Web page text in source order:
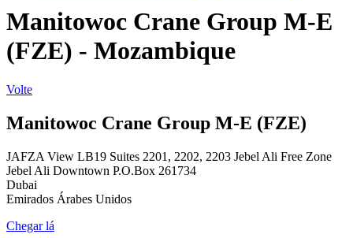
Manitowoc Crane Group M-E
(FZE) - Mozambique
Volte
Manitowoc Crane Group M-E (FZE)
JAFZA View LB19 Suites 2201, 2202, 2203 Jebel Ali Free Zone
Jebel Ali Downtown P.O.Box 261734
Dubai
Emirados Árabes Unidos
Chegar lá